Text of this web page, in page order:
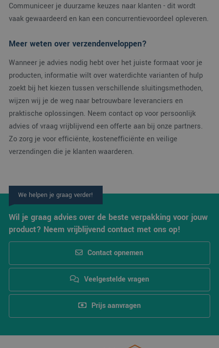
Communiceer je duurzame keuzes naar klanten - dit wordt
vaak gewaardeerd en kan een concurrentievoordeel opleveren.
Meer weten over verzendenveloppen?
Wanneer je advies nodig hebt over het juiste formaat voor je
producten, informatie wilt over waterdichte varianten of hulp
zoekt bij het kiezen tussen verschillende sluitingsmethoden,
wijzen wij je de weg naar betrouwbare leveranciers en
praktische oplossingen. Neem contact op voor persoonlijk
advies of vraag vrijblijvend een offerte aan bij onze partners.
Zo zorg je voor efficiënte, kostenefficiënte en veilige
verzendingen die je klanten waarderen.
We helpen je graag verder!
Wil je graag advies over de beste verpakking voor jouw
product? Neem vrijblijvend contact met ons op!
Contact opnemen
Veelgestelde vragen
Prijs aanvragen